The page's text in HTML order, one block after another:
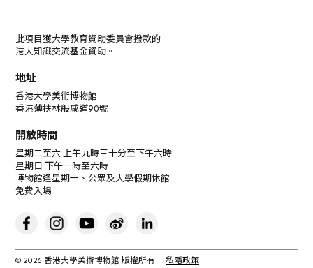
此項目獲大學教育資助委員會撥款的
港大知識交流基金資助。
地址
香港大學美術博物館
香港薄扶林般咸道90號
開放時間
星期二至六 上午九時三十分至下午六時
星期日 下午一時至六時
博物館逢星期一、公眾及大學假期休館
免費入場
© 2026 香港大學美術博物館 版權所有 私隱政策